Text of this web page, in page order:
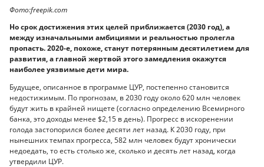
Фото:freepik.com
Но срок достижения этих целей приближается (2030 год), а
между изначальными амбициями и реальностью пролегла
пропасть. 2020-е, похоже, станут потерянным десятилетием для
развития, а главной жертвой этого замедления окажутся
наиболее уязвимые дети мира.
Будущее, описанное в программе ЦУР, постепенно становится
недостижимым. По прогнозам, в 2030 году около 620 млн человек
будут жить в крайней нищете (согласно определению Всемирного
банка, это доходы менее $2,15 в день). Прогресс в искоренении
голода застопорился более десяти лет назад. К 2030 году, при
нынешних темпах прогресса, 582 млн человек будут хронически
недоедать, то есть столько же, сколько и десять лет назад, когда
утвердили ЦУР.